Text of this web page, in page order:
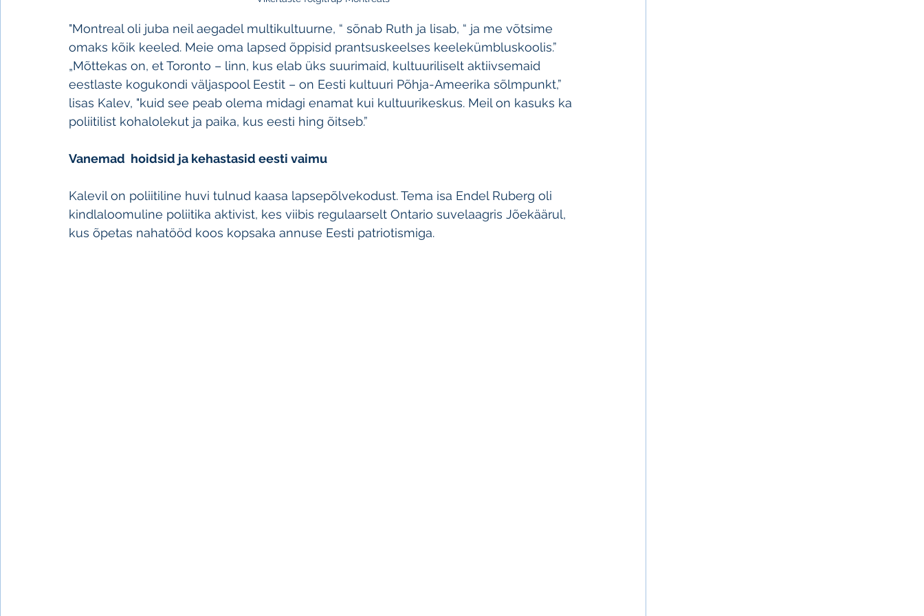
"Montreal oli juba neil aegadel multikultuurne, “ sõnab Ruth ja lisab, “ ja me võtsime
omaks kõik keeled. Meie oma lapsed õppisid prantsuskeelses keelekümbluskoolis.”
„Mõttekas on, et Toronto – linn, kus elab üks suurimaid, kultuuriliselt aktiivsemaid
eestlaste kogukondi väljaspool Eestit – on Eesti kultuuri Põhja-Ameerika sõlmpunkt,”
lisas Kalev, "kuid see peab olema midagi enamat kui kultuurikeskus. Meil on kasuks ka
poliitilist kohalolekut ja paika, kus eesti hing õitseb.”
Vanemad  hoidsid ja kehastasid eesti vaimu
Kalevil on poliitiline huvi tulnud kaasa lapsepõlvekodust. Tema isa Endel Ruberg oli
kindlaloomuline poliitika aktivist, kes viibis regulaarselt Ontario suvelaagris Jõekäärul,
kus õpetas nahatööd koos kopsaka annuse Eesti patriotismiga.